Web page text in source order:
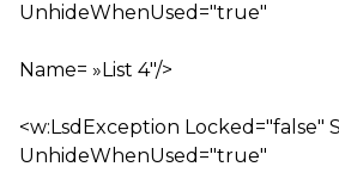
UnhideWhenUsed="true"
Name= »List 4″/>
<w:LsdException Locked="false"
UnhideWhenUsed="true"